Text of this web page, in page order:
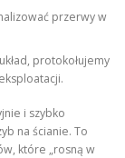
przerwy w
protokołujemy
i szybko
na ścianie. To
które „rosną w